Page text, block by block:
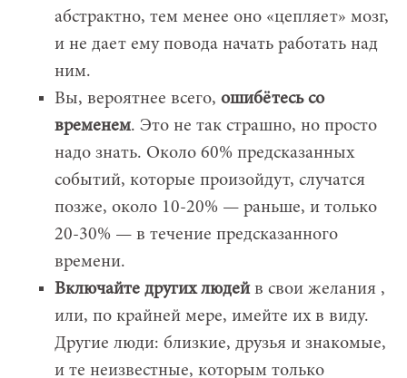
абстрактно, тем менее оно «цепляет» мозг,
и не дает ему повода начать работать над
ним.
Вы, вероятнее всего, ошибётесь со
временем. Это не так страшно, но просто
надо знать. Около 60% предсказанных
событий, которые произойдут, случатся
позже, около 10-20% — раньше, и только
20-30% — в течение предсказанного
времени.
Включайте других людейв свои желания ,
или, по крайней мере, имейте их в виду.
Другие люди: близкие, друзья и знакомые,
и те неизвестные, которым только